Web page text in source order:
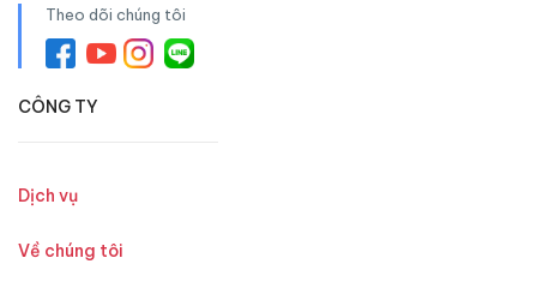
Theo dõi chúng tôi
CÔNG TY
Dịch vụ
Về chúng tôi